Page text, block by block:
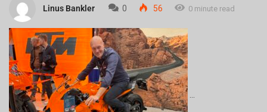
Linus Bankler 0 56 0 minute read